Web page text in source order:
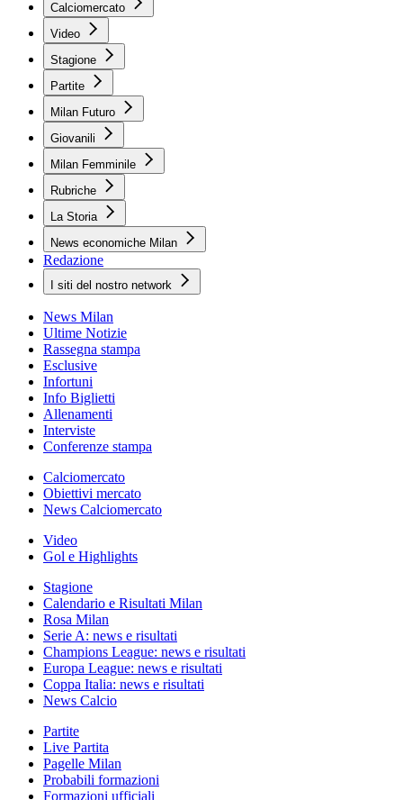
Calciomercato
Video
Stagione
Partite
Milan Futuro
Giovanili
Milan Femminile
Rubriche
La Storia
News economiche Milan
Redazione
I siti del nostro network
News Milan
Ultime Notizie
Rassegna stampa
Esclusive
Infortuni
Info Biglietti
Allenamenti
Interviste
Conferenze stampa
Calciomercato
Obiettivi mercato
News Calciomercato
Video
Gol e Highlights
Stagione
Calendario e Risultati Milan
Rosa Milan
Serie A: news e risultati
Champions League: news e risultati
Europa League: news e risultati
Coppa Italia: news e risultati
News Calcio
Partite
Live Partita
Pagelle Milan
Probabili formazioni
Formazioni ufficiali